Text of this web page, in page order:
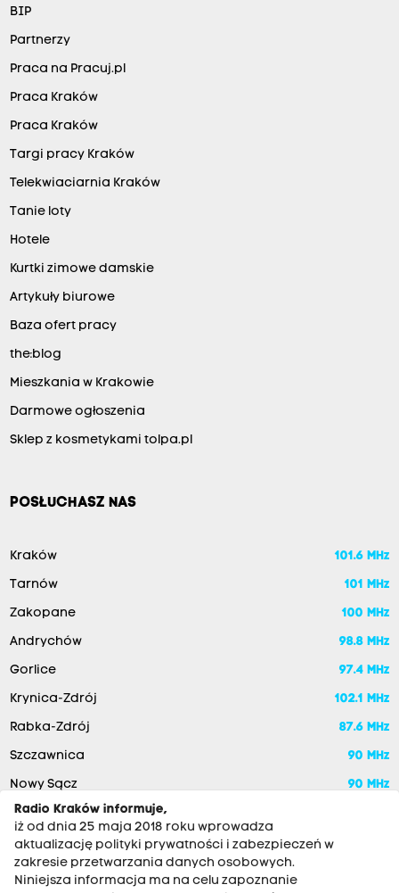
BIP
Partnerzy
Praca na Pracuj.pl
Praca Kraków
Praca Kraków
Targi pracy Kraków
Telekwiaciarnia Kraków
Tanie loty
Hotele
Kurtki zimowe damskie
Artykuły biurowe
Baza ofert pracy
the:blog
Mieszkania w Krakowie
Darmowe ogłoszenia
Sklep z kosmetykami tolpa.pl
POSŁUCHASZ NAS
Kraków 101.6 MHz
Tarnów 101 MHz
Zakopane 100 MHz
Andrychów 98.8 MHz
Gorlice 97.4 MHz
Krynica-Zdrój 102.1 MHz
Rabka-Zdrój 87.6 MHz
Szczawnica 90 MHz
Nowy Sącz
90 MHz
Radio Kraków informuje,
iż od dnia 25 maja 2018 roku wprowadza
aktualizację polityki prywatności i zabezpieczeń w
zakresie przetwarzania danych osobowych.
Niniejsza informacja ma na celu zapoznanie